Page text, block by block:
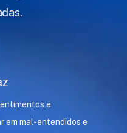
e
em mal-entendidos e